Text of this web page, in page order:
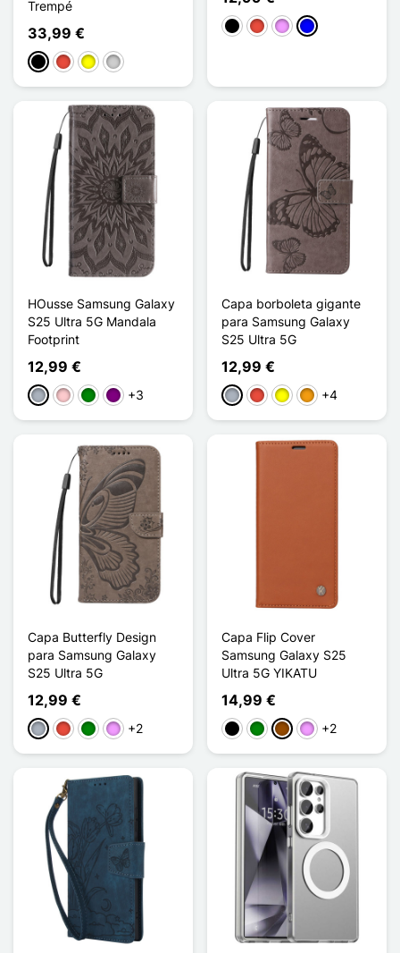
Trempé
33,99 €
PretoVermelho
Amarelo
Prata
PretoVermelhoVioleta ligeira
Azul
HOusse Samsung Galaxy
S25 Ultra 5G Mandala
Footprint
12,99 €
Cinzento
RosaVerdePúrpura
+3
Capa borboleta gigante
para Samsung Galaxy
S25 Ultra 5G
12,99 €
CinzentoVermelho
AmareloLaranja
+4
Capa Butterfly Design
para Samsung Galaxy
S25 Ultra 5G
12,99 €
CinzentoVermelho
VerdeVioleta ligeira
+2
Capa Flip Cover
Samsung Galaxy S25
Ultra 5G YIKATU
14,99 €
PretoVerdeCastanhoVioleta ligeira
+2